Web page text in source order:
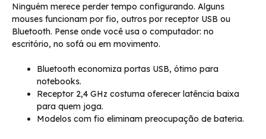
Ninguém merece perder tempo configurando. Alguns
mouses funcionam por fio, outros por receptor USB ou
Bluetooth. Pense onde você usa o computador: no
escritório, no sofá ou em movimento.
Bluetooth economiza portas USB, ótimo para
notebooks.
Receptor 2,4 GHz costuma oferecer latência baixa
para quem joga.
Modelos com fio eliminam preocupação de bateria.